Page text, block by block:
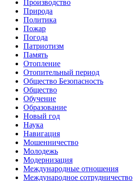
Производство
Природа
Политика
Пожар
Погода
Патриотизм
Память
Отопление
Отопительный период
Общество Безопасность
Общество
Обучение
Образование
Новый год
Наука
Навигация
Мошенничество
Молодежь
Модернизация
Международные отношения
Международное сотрудничество